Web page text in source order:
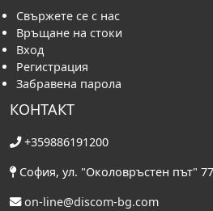
Свържете се с нас
Връщане на стоки
Вход
Регистрация
Забравена парола
КОНТАКТ
+359886191200
София, ул. "Околовръстен път" 77
on-line@discom-bg.com